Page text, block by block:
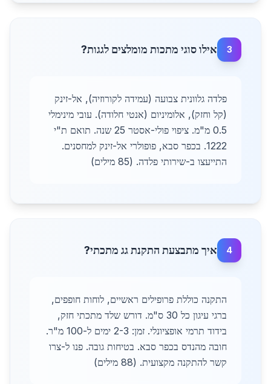
3 אילו סוגי מתכות מומלצים לגגות?
פלדה גלוונית צבועה (עמידה לקורוזיה), אל-זינק
(קל וחזק), אלומיניום (אנטי חלודה). עובי מינימלי
0.5 מ"מ. ציפוי פולי-אסטר 25 שנה. תואם ת"י
1222. בכפר סבא, פופולרי אל-זינק למחסנים.
התייעצו ב-שירותי פלדה. (85 מילים)
4 איך מתבצעת התקנת גג מתכתי?
התקנה כוללת פרופילים ראשיים, לוחות חופפים,
ברגי עיגון כל 30 ס"מ. דורש שלד מתכתי חזק,
בידוד תרמי אופציונלי. זמן: 2-3 ימים ל-100 מ"ר.
חובה מהנדס בכפר סבא. בטיחות גובה. פנו ל-צרו
קשר להתקנה מקצועית. (88 מילים)